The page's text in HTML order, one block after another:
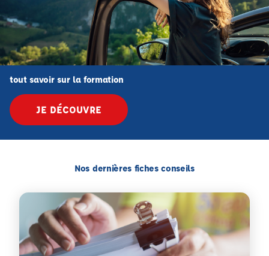
tout savoir sur la formation
JE DÉCOUVRE
Nos dernières fiches conseils